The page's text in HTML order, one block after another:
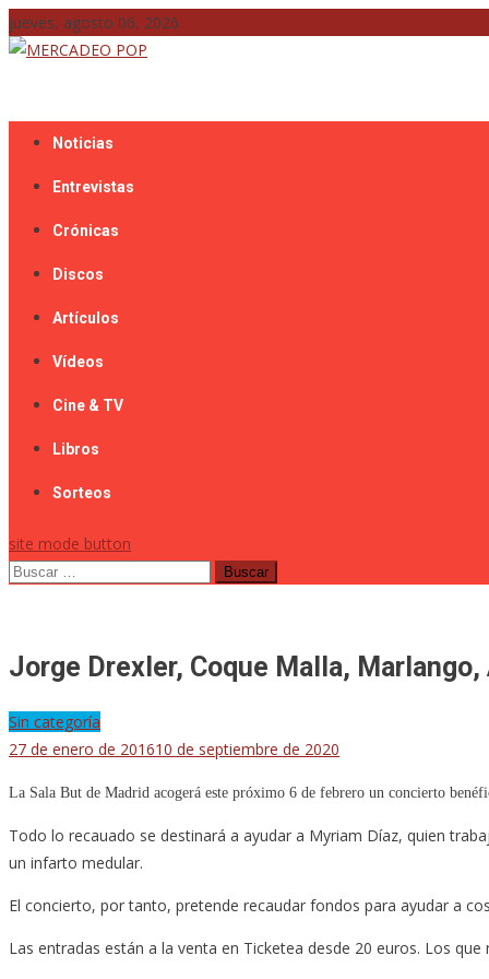
Skip
to
jueves, agosto 06, 2026
Noticias
Entrevistas
Crónicas
Discos
Artículos
Vídeos
Cine & TV
Libros
Sorteos
site mode button
Buscar:
Jorge Drexler, Coque Malla,
Sin categoría
27 de enero de 201610 de septiembre de 2020
La Sala But de Madrid acogerá este próximo 6 de febrero un concierto
Todo lo recauado se destinará a ayudar a Myriam Díaz, quien
un infarto medular.
El concierto, por tanto, pretende recaudar fondos para ayudar a
Las entradas están a la venta en Ticketea desde 20 euros. Los